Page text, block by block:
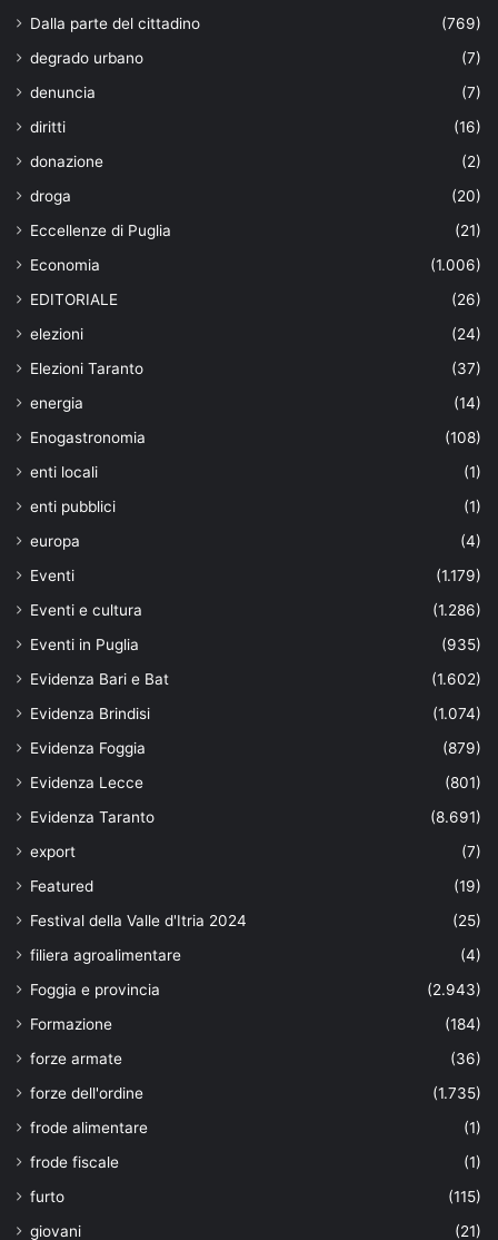
Dalla parte del cittadino
(769)
degrado urbano
(7)
denuncia
(7)
diritti
(16)
donazione
(2)
droga
(20)
Eccellenze di Puglia
(21)
Economia
(1.006)
EDITORIALE
(26)
elezioni
(24)
Elezioni Taranto
(37)
energia
(14)
Enogastronomia
(108)
enti locali
(1)
enti pubblici
(1)
europa
(4)
Eventi
(1.179)
Eventi e cultura
(1.286)
Eventi in Puglia
(935)
Evidenza Bari e Bat
(1.602)
Evidenza Brindisi
(1.074)
Evidenza Foggia
(879)
Evidenza Lecce
(801)
Evidenza Taranto
(8.691)
export
(7)
Featured
(19)
Festival della Valle d'Itria 2024
(25)
filiera agroalimentare
(4)
Foggia e provincia
(2.943)
Formazione
(184)
forze armate
(36)
forze dell'ordine
(1.735)
frode alimentare
(1)
frode fiscale
(1)
furto
(115)
giovani
(21)